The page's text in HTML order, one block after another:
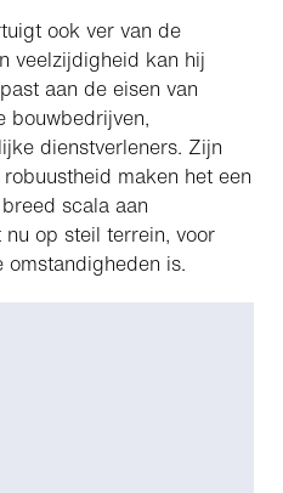
ook ver van de
veelzijdigheid kan hij
aan de eisen van
bouwbedrijven,
dienstverleners. Zijn
maken het een
scala aan
op steil terrein, voor
is.